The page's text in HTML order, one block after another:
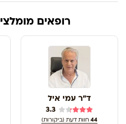
רופאים
ד"ר עמי איל
3.3
44 חוות דעת (ביקורות)